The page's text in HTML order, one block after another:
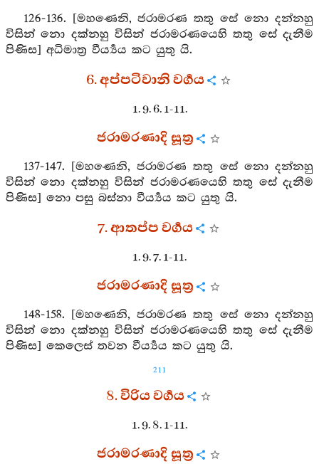
126-136. [මහණෙනි, ජරාමරණ තතු සේ නො දන්නහු
විසින් නො දක්නහු විසින් ජරාමරණයෙහි තතු සේ දැනීම
පිණිස] අධිමාත්‍ර වීර්‍ය්‍යය කට යුතු යි.
6. අප්පටිවානි වර්‍ගය
1. 9. 6. 1-11.
ජරාමරණාදි සූත්‍ර
137-147. [මහණෙනි, ජරාමරණ තතු සේ නො දන්නහු
විසින් නො දක්නහු විසින් ජරාමරණයෙහි තතු සේ දැනීම
පිණිස] නො පසු බස්නා වීර්‍ය්‍යය කට යුතු යි.
7. ආතප්ප වර්‍ගය
1. 9. 7. 1-11.
ජරාමරණාදි සූත්‍ර
148-158. [මහණෙනි, ජරාමරණ තතු සේ නො දන්නහු
විසින් නො දක්නහු විසින් ජරාමරණයෙහි තතු සේ දැනීම
පිණිස] කෙලෙස් තවන වීර්‍ය්‍යය කට යුතු යි.
211
8. විරිය වර්‍ගය
1. 9. 8. 1-11.
ජරාමරණාදි සූත්‍ර